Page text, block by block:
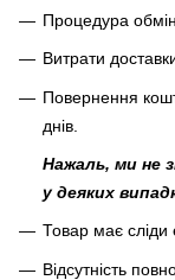
Процедура
Витрати
Повернення
днів.
Нажаль, ми не
у деяких
Товар має сліди
Відсутність